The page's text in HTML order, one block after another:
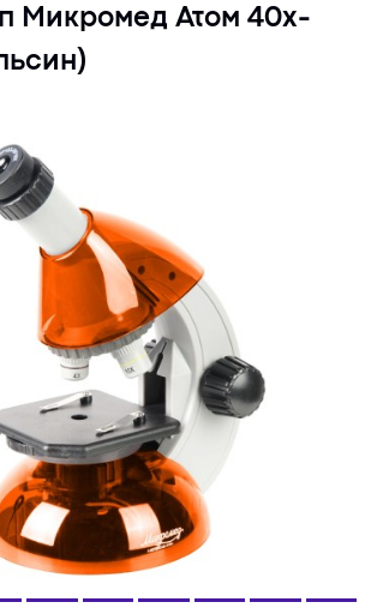
Микромед Атом 40x-